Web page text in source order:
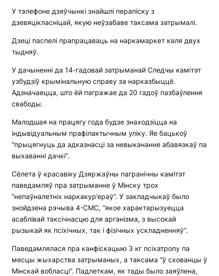
У тэлефоне дзяўчынкі знайшлі перапіску з
дзевяцікласніцай, якую неўзабаве таксама затрымалі.
Дзеці паспелі прапрацаваць на наркамаркет каля двух
тыдняў.
У дачыненні да 14-гадовай затрыманай Следчы камітэт
узбудзіў крымінальную справу за нарказбыццё.
Адзначаецца, што ёй пагражае да 20 гадоў пазбаўлення
свабоды.
Малодшая на працягу года будзе знаходзіцца на
індывідуальным прафілактычным уліку. Яе бацькоў
“прыцягнуць да адказнасці за невыкананне абавязкаў па
выхаванні дачкі”.
Сёлета ў красавіку Дзяржаўны пагранічны камітэт
паведамляў пра затрыманне ў Мінску трох
“непаўналетніх наркакур’ераў”. У закладчыкаў было
знойдзена рэчыва 4-СМС, “якое характарызуецца
асаблівай таксічнасцю для арганізма, з высокай
рызыкай як псіхічных, так і фізічных ускладненняў”.
Паведамлялася пра канфіскацыю 3 кг псіхатропу па
месцы жыхарства затрыманых, а таксама “ў схованцы ў
Мінскай вобласці”. Падлеткам, як тады было заяўлена,